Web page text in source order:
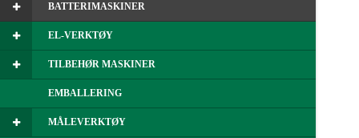
BATTERIMASKINER
EL-VERKTØY
TILBEHØR MASKINER
EMBALLERING
MÅLEVERKTØY